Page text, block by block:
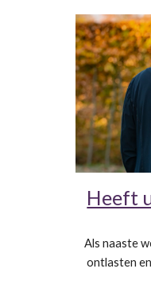
Heeft
Als naaste
ontlasten